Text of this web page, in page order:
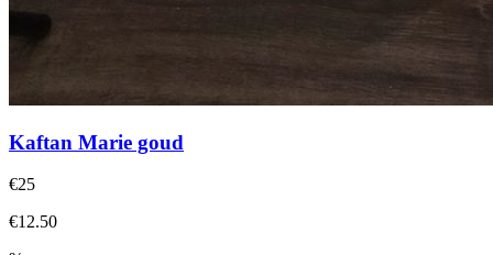
Kaftan Marie goud
€25
€12.50